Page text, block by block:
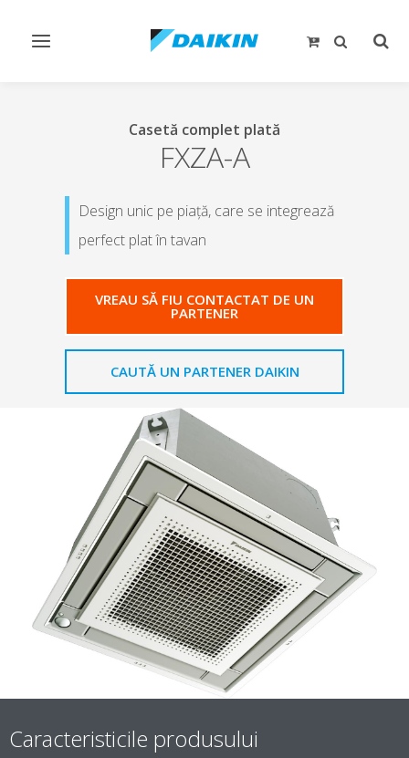
Comutare
Casetă complet plată
FXZA-A
Design unic pe piaţă, care se integrează
perfect plat în tavan
VREAU SĂ FIU CONTACTAT DE UN
PARTENER
CAUTĂ UN PARTENER DAIKIN
Caracteristicile produsului